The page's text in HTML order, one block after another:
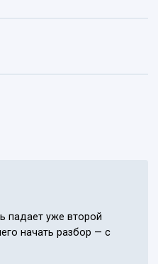
падает уже второй
начать разбор — с